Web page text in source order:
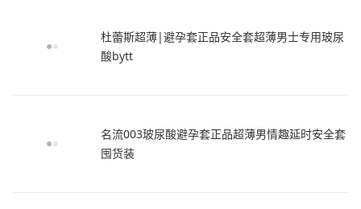
杜蕾斯超薄|避孕套正品安全套超薄男士专用玻尿
酸bytt
名流003玻尿酸避孕套正品超薄男情趣延时安全套
囤货装